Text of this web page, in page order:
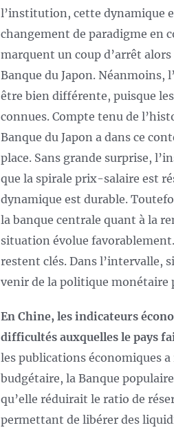
l’institution, cette dynamique
changement de paradigme en
marquent un coup d’arrêt
Banque du Japon. Néanmoins,
être bien différente, puisque
connues. Compte tenu de
Banque du Japon a dans ce
place. Sans grande surprise,
que la spirale prix-salaire est
dynamique est durable.
la banque centrale quant à la
situation évolue
restent clés. Dans l’intervalle,
venir de la politique monétaire
En Chine, les indicateurs
difficultés auxquelles le pays
les publications économiques
budgétaire, la Banque
qu’elle réduirait le ratio de
permettant de libérer des